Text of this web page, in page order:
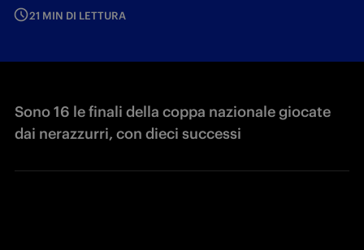
21 MIN DI LETTURA
Sono 16 le finali della coppa nazionale giocate
dai nerazzurri, con dieci successi